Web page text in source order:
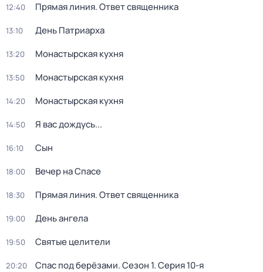
12:40 Прямая линия. Ответ священника
13:10 Дeнь Патриаpха
13:20 Монастырская кухня
13:50 Монастырская кухня
14:20 Монастырская кухня
14:50 Я вас дождусь...
16:10 Сын
18:00 Вечер на Спасе
18:30 Прямая линия. Ответ священника
19:00 День ангела
19:50 Святые целители
20:20 Спас под берёзами. Сезон 1. Серия 10-я